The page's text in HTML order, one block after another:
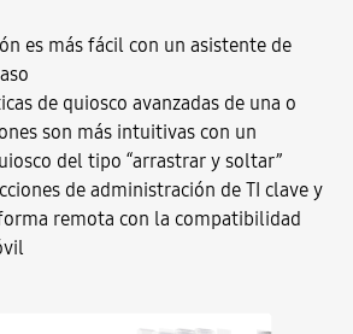
es más fácil con un asistente de
de quiosco avanzadas de una o
son más intuitivas con un
del tipo “arrastrar y soltar”
de administración de TI clave y
remota con la compatibilidad